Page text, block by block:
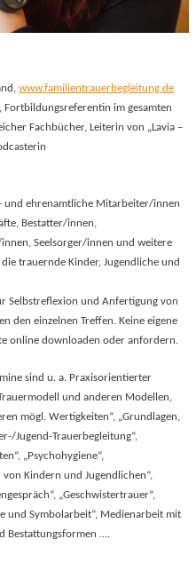
www.familientrauerbegleitung.de
im gesamten
Fachbücher, Leiterin von „Lavia –
und ehrenamtliche Mitarbeiter/innen
Bestatter/innen,
Seelsorger/innen und weitere
trauernde Kinder, Jugendliche und
Selbstreflexion und Anfertigung von
den einzelnen Treffen. Keine eigene
online downloaden oder anfordern.
sind u. a. Praxisorientierter
und anderen Modellen,
mögl. Wertigkeiten“, „Grundlagen,
Jugend-Trauerbegleitung“,
„Psychohygiene“,
Kindern und Jugendlichen“,
„Geschwistertrauer“,
und Symbolarbeit“, Medienarbeit mit
Bestattungsformen ….